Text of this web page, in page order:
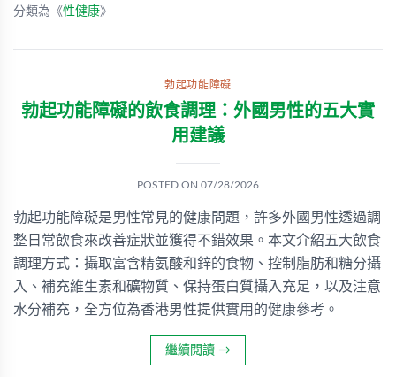
分類為《性健康》
勃起功能障礙
勃起功能障礙的飲食調理：外國男性的五大實
用建議
POSTED ON 07/28/2026
勃起功能障礙是男性常見的健康問題，許多外國男性透過調
整日常飲食來改善症狀並獲得不錯效果。本文介紹五大飲食
調理方式：攝取富含精氨酸和鋅的食物、控制脂肪和糖分攝
入、補充維生素和礦物質、保持蛋白質攝入充足，以及注意
水分補充，全方位為香港男性提供實用的健康參考。
繼續閱讀 →